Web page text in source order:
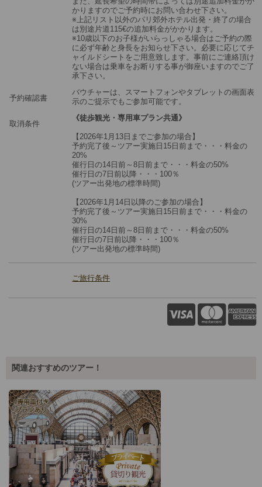
かりますのでご予約時にお問い合わせ下さい。
※上記リスト以外のパリ郊外ホテル出発・終了の場合
は別途片道115€の追加料金がかかります。
※10歳以下のお子様がいらっしゃる場合はご予約の際
に必ず年齢と身長をお知らせ下さい。必要に応じてチ
ャイルドシートをご用意致します。事前にご連絡頂け
ない場合は乗車をお断りする事が御座いますのでご了
承下さい。
予約確認書
バウチャーは、スマートフォンやタブレットの画面表
示のご提示でもご参加可能です。
取消条件
《徒歩観光・専用車プラン共通》
【2026年1月13日までご参加の場合】
予約完了後～ツアー実施日15日前まで・・・料金の
20%
催行日の14日前～8日前まで・・・料金の50%
催行日の7日前以降・・・100％
(ツアー出発地の標準時間)
【2026年1月14日以降のご参加の場合】
予約完了後～ツアー実施日15日前まで・・・料金の
30%
催行日の14日前～8日前まで・・・料金の50%
催行日の7日前以降・・・100％
(ツアー出発地の標準時間)
ご旅行条件
関連おすすめのツアー！